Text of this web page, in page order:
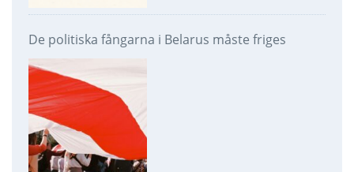
De politiska fångarna i Belarus måste friges